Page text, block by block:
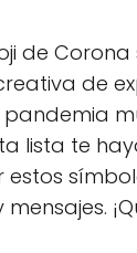
de Corona
de
lista te